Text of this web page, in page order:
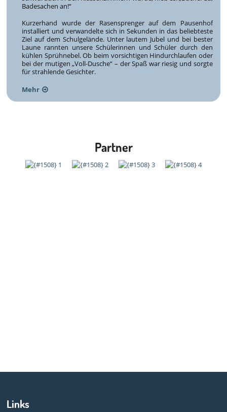
Badesachen an!“
Kurzerhand wurde der Rasensprenger auf dem Pausenhof
installiert und verwandelte sich in Sekunden in das beliebteste
Ziel auf dem Schulgelände. Unter lautem Jubel und bei bester
Laune rannten unsere Schülerinnen und Schüler durch den
kühlen Sprühnebel. Ob beim vorsichtigen Hindurchlaufen oder
bei der mutigen „Voll-Dusche“ – der Spaß war riesig und sorgte
für strahlende Gesichter.
Mehr
Partner
Links